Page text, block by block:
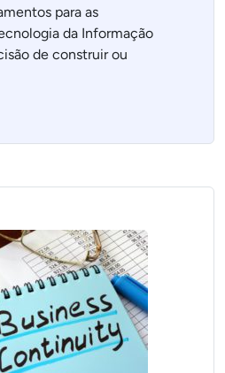
para as
da Informação
de construir ou